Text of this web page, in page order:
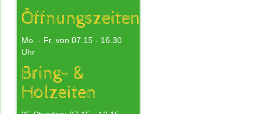
Öffnungszeiten
Mo. - Fr. von 07.15 - 16.30
Uhr
Bring- &
Holzeiten